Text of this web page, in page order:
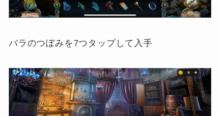
バラのつぼみを7つタップして入手